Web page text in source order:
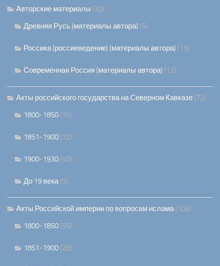
Авторские материалы (30)
Древняя Русь (материалы автора) (5)
Россика (россиеведение) (материалы автора) (13)
Современная Россия (материалы автора) (12)
Акты российского государства на Северном Кавказе (72)
1800-1850 (15)
1851-1900 (12)
1900-1930 (40)
До 19 века(5)
Акты Российской империи по вопросам ислама(105)
1800-1850 (55)
1851-1900 (28)